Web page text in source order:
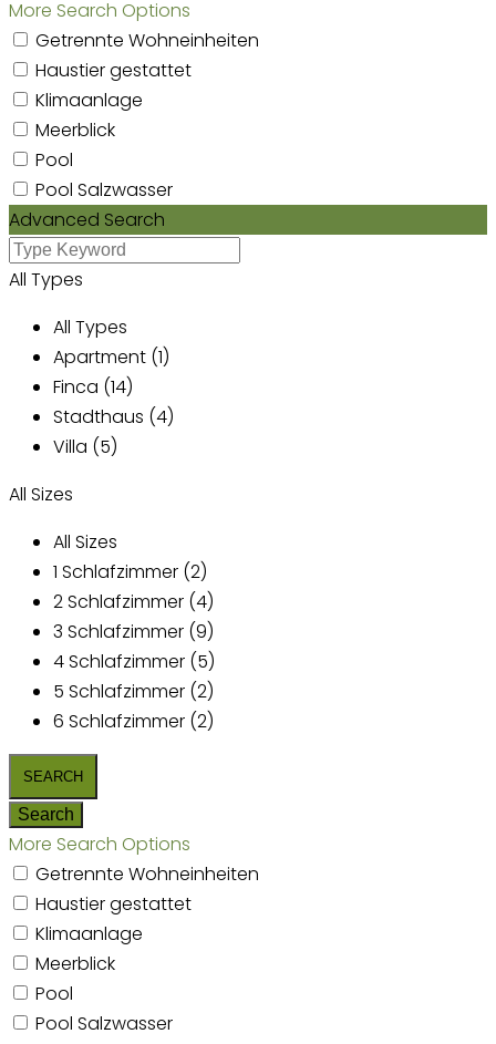
More Search Options
Getrennte Wohneinheiten
Haustier gestattet
Klimaanlage
Meerblick
Pool
Pool Salzwasser
Advanced Search
All Types
All Types
Apartment (1)
Finca (14)
Stadthaus (4)
Villa (5)
All Sizes
All Sizes
1 Schlafzimmer (2)
2 Schlafzimmer (4)
3 Schlafzimmer (9)
4 Schlafzimmer (5)
5 Schlafzimmer (2)
6 Schlafzimmer (2)
More Search Options
Getrennte Wohneinheiten
Haustier gestattet
Klimaanlage
Meerblick
Pool
Pool Salzwasser